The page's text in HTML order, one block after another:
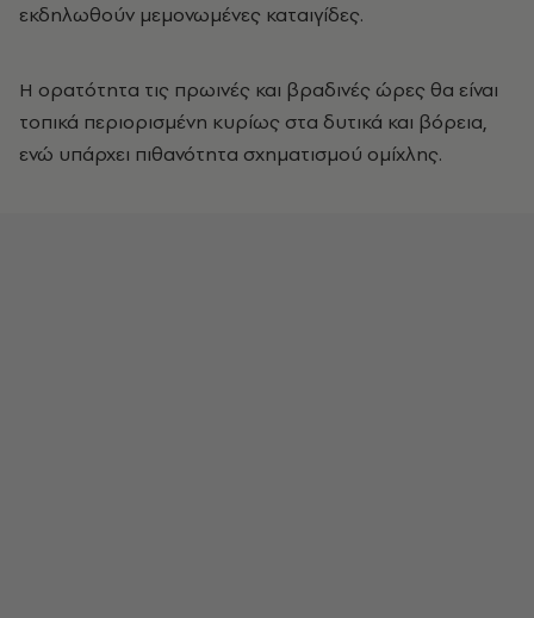
εκδηλωθούν μεμονωμένες καταιγίδες.
Η ορατότητα τις πρωινές και βραδινές ώρες θα είναι
τοπικά περιορισμένη κυρίως στα δυτικά και βόρεια,
ενώ υπάρχει πιθανότητα σχηματισμού ομίχλης.